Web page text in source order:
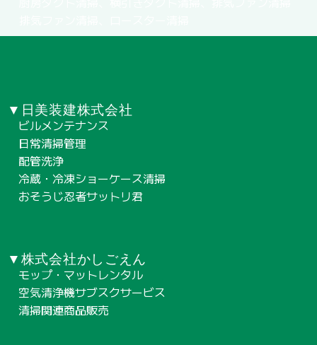
▼日美装建株式会社
ビルメンテナンス
日常清掃管理
配管洗浄
冷蔵・冷凍ショーケース清掃
おそうじ忍者サットリ君
▼株式会社かしごえん
モップ・マットレンタル
空気清浄機サブスクサービス
清掃関連商品販売